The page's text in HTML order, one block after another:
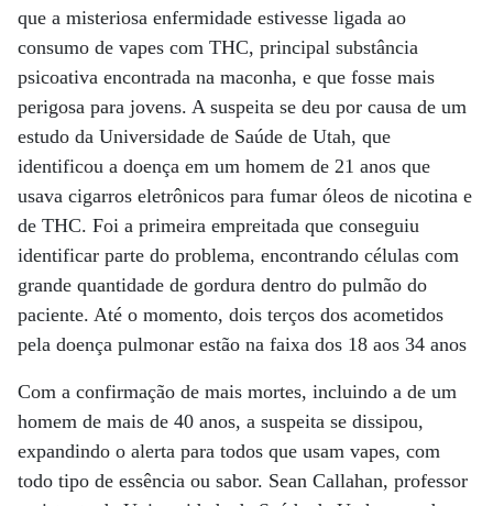
que a misteriosa enfermidade estivesse ligada ao
consumo de vapes com THC, principal substância
psicoativa encontrada na maconha, e que fosse mais
perigosa para jovens. A suspeita se deu por causa de um
estudo da Universidade de Saúde de Utah, que
identificou a doença em um homem de 21 anos que
usava cigarros eletrônicos para fumar óleos de nicotina e
de THC. Foi a primeira empreitada que conseguiu
identificar parte do problema, encontrando células com
grande quantidade de gordura dentro do pulmão do
paciente. Até o momento, dois terços dos acometidos
pela doença pulmonar estão na faixa dos 18 aos 34 anos
Com a confirmação de mais mortes, incluindo a de um
homem de mais de 40 anos, a suspeita se dissipou,
expandindo o alerta para todos que usam vapes, com
todo tipo de essência ou sabor. Sean Callahan, professor